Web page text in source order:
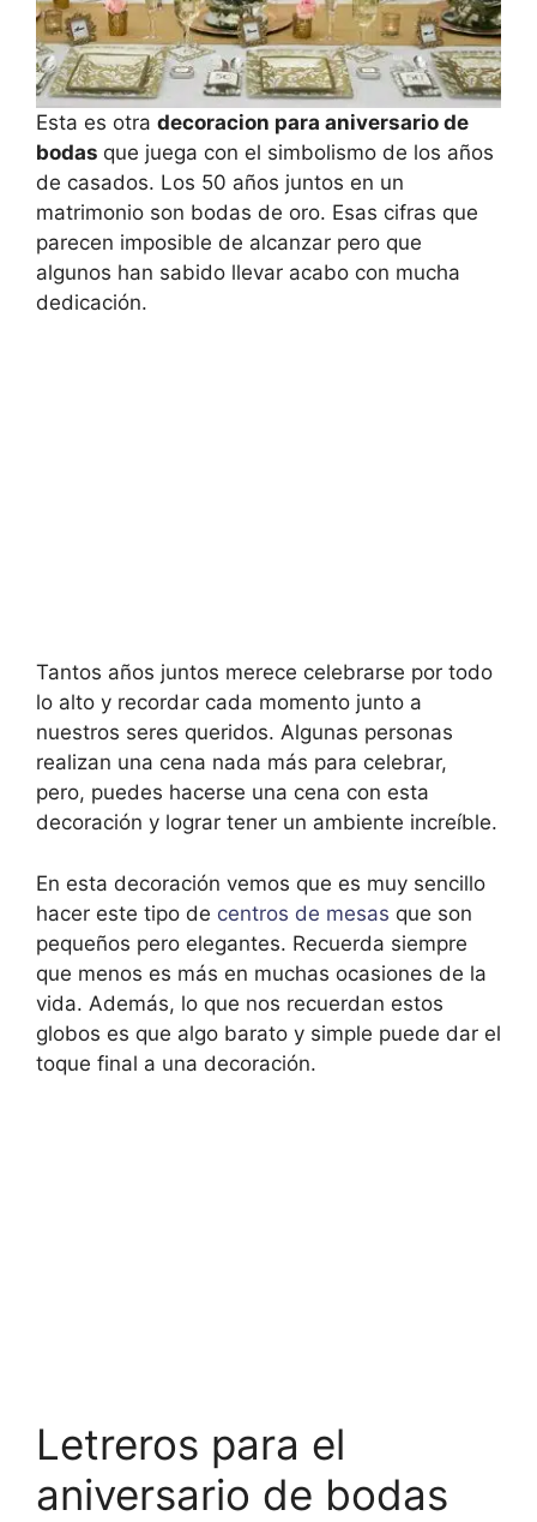
Esta es otra decoracion para aniversario de
bodas que juega con el simbolismo de los años
de casados. Los 50 años juntos en un
matrimonio son bodas de oro. Esas cifras que
parecen imposible de alcanzar pero que
algunos han sabido llevar acabo con mucha
dedicación.
Tantos años juntos merece celebrarse por todo
lo alto y recordar cada momento junto a
nuestros seres queridos. Algunas personas
realizan una cena nada más para celebrar,
pero, puedes hacerse una cena con esta
decoración y lograr tener un ambiente increíble.
En esta decoración vemos que es muy sencillo
hacer este tipo de centros de mesas que son
pequeños pero elegantes. Recuerda siempre
que menos es más en muchas ocasiones de la
vida. Además, lo que nos recuerdan estos
globos es que algo barato y simple puede dar el
toque final a una decoración.
Letreros para el
aniversario de bodas